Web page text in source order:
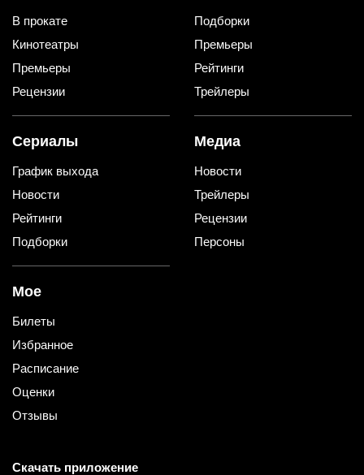
В прокате
Кинотеатры
Премьеры
Рецензии
Подборки
Премьеры
Рейтинги
Трейлеры
Сериалы
График выхода
Новости
Рейтинги
Подборки
Медиа
Новости
Трейлеры
Рецензии
Персоны
Мое
Билеты
Избранное
Расписание
Оценки
Отзывы
Скачать приложение